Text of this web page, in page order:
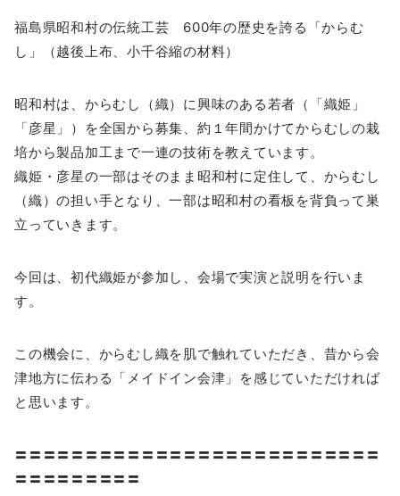
福島県昭和村の伝統工芸 600年の歴史を誇る「からむ
し」（越後上布、小千谷縮の材料）
昭和村は、からむし（織）に興味のある若者（「織姫」
「彦星」）を全国から募集、約１年間かけてからむしの栽
培から製品加工まで一連の技術を教えています。
織姫・彦星の一部はそのまま昭和村に定住して、からむし
（織）の担い手となり、一部は昭和村の看板を背負って巣
立っていきます。
今回は、初代織姫が参加し、会場で実演と説明を行いま
す。
この機会に、からむし織を肌で触れていただき、昔から会
津地方に伝わる「メイドイン会津」を感じていただければ
と思います。
〓〓〓〓〓〓〓〓〓〓〓〓〓〓〓〓〓〓〓〓〓〓〓〓〓〓
〓〓〓〓〓〓〓〓〓